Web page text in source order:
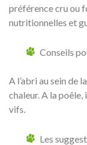
préférence cru ou
nutritionnelles et
Conseils
A l’abri au sein de
chaleur. A la
vifs.
Les